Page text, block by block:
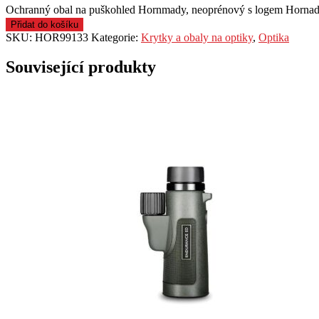
Ochranný obal na puškohled Hornmady, neoprénový s logem
Přidat do košíku
SKU: HOR99133 Kategorie: Krytky a obaly na optiky, Optika
Související produkty